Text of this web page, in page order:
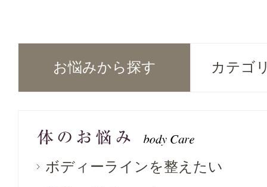
お悩みから探す カテゴ
ボディーラインを整えたい